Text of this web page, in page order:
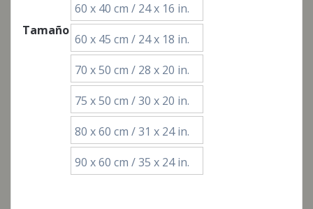
hasta
€189,00
Tamaño
60 x 40 cm / 24 x 16 in.
60 x 45 cm / 24 x 18 in.
70 x 50 cm / 28 x 20 in.
75 x 50 cm / 30 x 20 in.
80 x 60 cm / 31 x 24 in.
90 x 60 cm / 35 x 24 in.